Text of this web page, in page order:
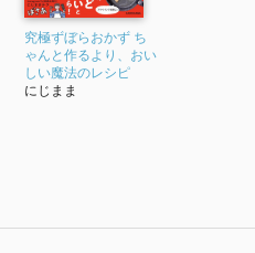
究極ずぼらおかず ち
ゃんと作るより、おい
しい魔法のレシピ
にじまま